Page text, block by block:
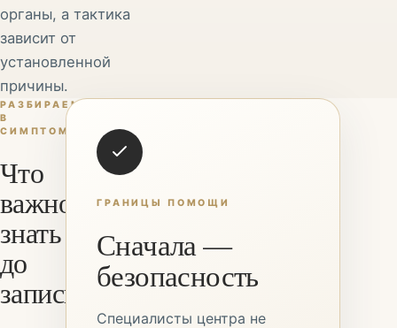
органы, а тактика
зависит от
установленной
причины.
РАЗБИРАЕМСЯ
В
СИМПТОМАХ
Что
важно
знать
до
записи
ГРАНИЦЫ ПОМОЩИ
Сначала —
безопасность
Специалисты центра не